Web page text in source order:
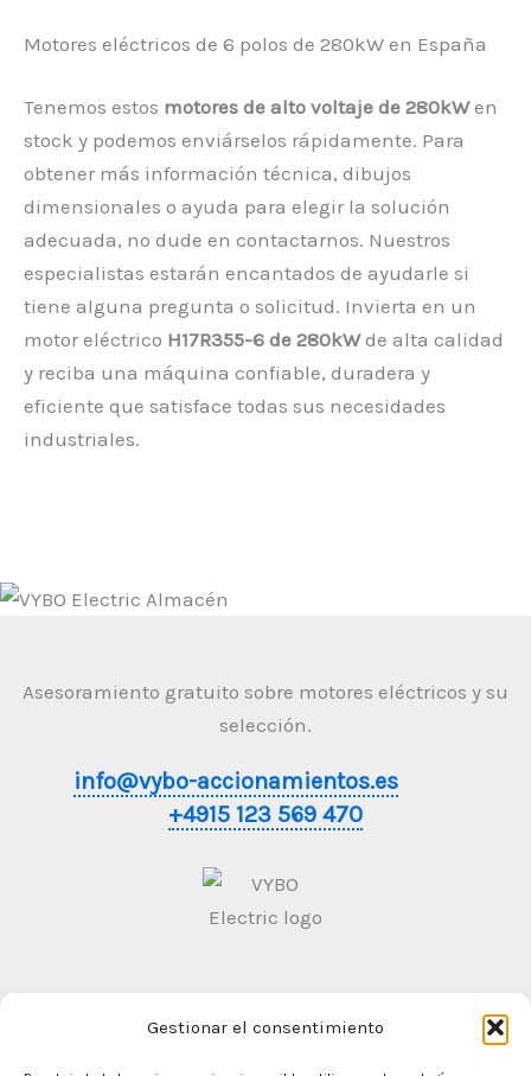
Gestionar el consentimiento
Motores eléctricos de 6 polos de 280kW en España
Tenemos estos motores de alto voltaje de 280kWen
stock y podemos enviárselos rápidamente. Para
obtener más información técnica, dibujos
dimensionales o ayuda para elegir la solución
adecuada, no dude en contactarnos. Nuestros
especialistas estarán encantados de ayudarle si
tiene alguna pregunta o solicitud. Invierta en un
motor eléctrico H17R355-6 de 280kWde alta calidad
y reciba una máquina confiable, duradera y
eficiente que satisface todas sus necesidades
industriales.
Asesoramiento gratuito sobre motores eléctricos y su
selección.
info@vybo-accionamientos.es
+4915 123 569 470
Politica de